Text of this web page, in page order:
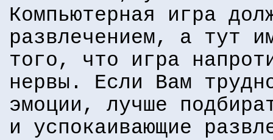
Компьютерная игра
развлечением, а тут
того, что игра
нервы. Если Вам
эмоции, лучше
и успокаивающие